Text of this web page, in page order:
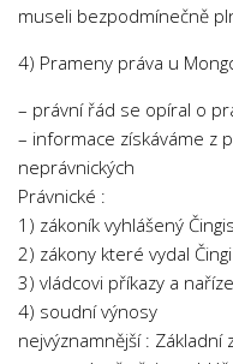
museli bezpodmínečně
4) Prameny práva u
– právní řád se opíral o
– informace získáváme z
neprávnických
Právnické :
1) zákoník vyhlášený
2) zákony které vydal
3) vládcovi příkazy a
4) soudní výnosy
nejvýznamnější : Základní